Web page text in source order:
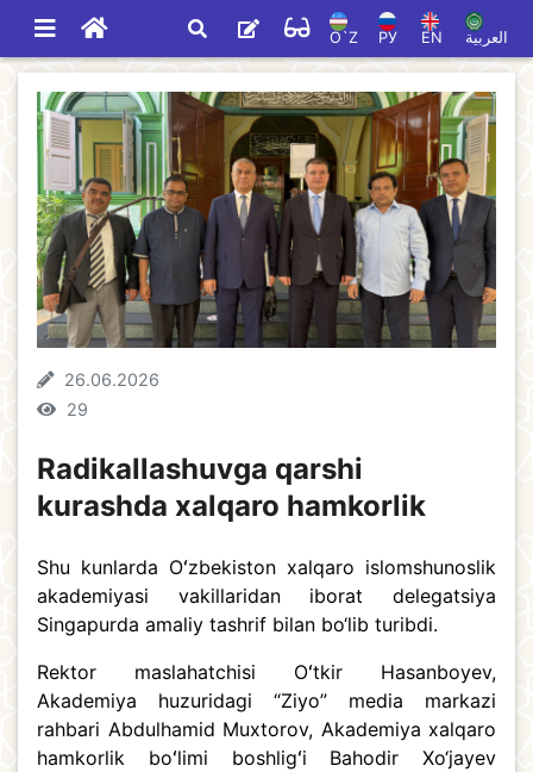
O`Z РУ EN العربية
26.06.2026
29
Radikallashuvga qarshi
kurashda xalqaro hamkorlik
Shu kunlarda Oʻzbekiston xalqaro islomshunoslik
akademiyasi vakillaridan iborat delegatsiya
Singapurda amaliy tashrif bilan bo‘lib turibdi.
Rektor maslahatchisi Oʻtkir Hasanboyev,
Akademiya huzuridagi “Ziyo” media markazi
rahbari Abdulhamid Muxtorov, Akademiya xalqaro
hamkorlik boʻlimi boshligʻi Bahodir Xo‘jayev